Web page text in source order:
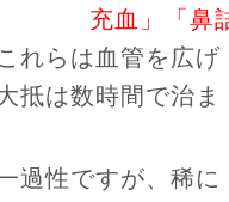
充血」「鼻
れらは血管を広げ
抵は数時間で治ま
過性ですが、稀に